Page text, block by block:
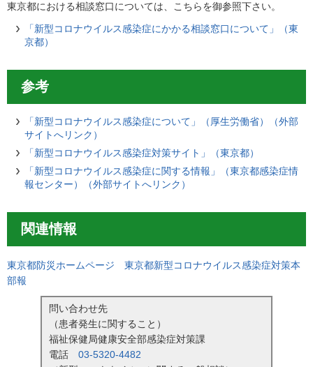
東京都における相談窓口については、こちらを御参照下さい。
「新型コロナウイルス感染症にかかる相談窓口について」（東
京都）
参考
「新型コロナウイルス感染症について」（厚生労働省）（外部
サイトへリンク）
「新型コロナウイルス感染症対策サイト」（東京都）
「新型コロナウイルス感染症に関する情報」（東京都感染症情
報センター）（外部サイトへリンク）
関連情報
東京都防災ホームページ 東京都新型コロナウイルス感染症対策本
部報
問い合わせ先
（患者発生に関すること）
福祉保健局健康安全部感染症対策課
電話 03-5320-4482